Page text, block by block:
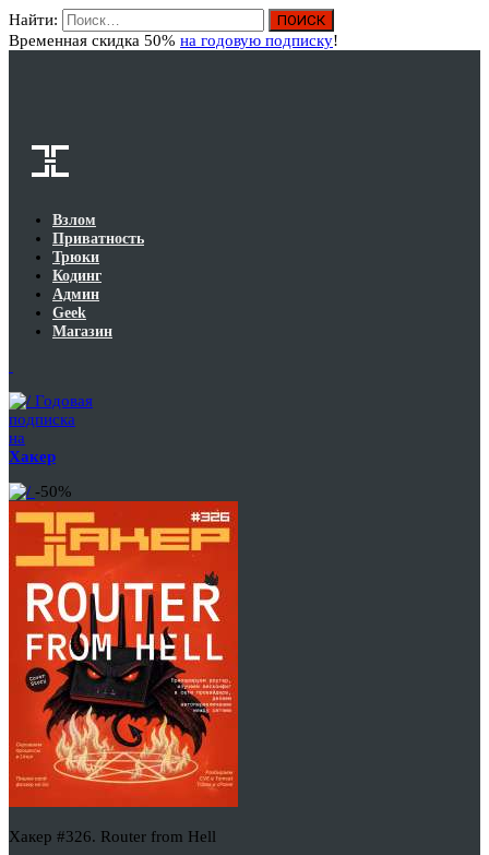
Найти:
Временная скидка 50% на годовую подписку!
Взлом
Приватность
Трюки
Кодинг
Админ
Geek
Магазин
Годовая
подписка
на
Хакер
-50%
Хакер #326. Router from Hell